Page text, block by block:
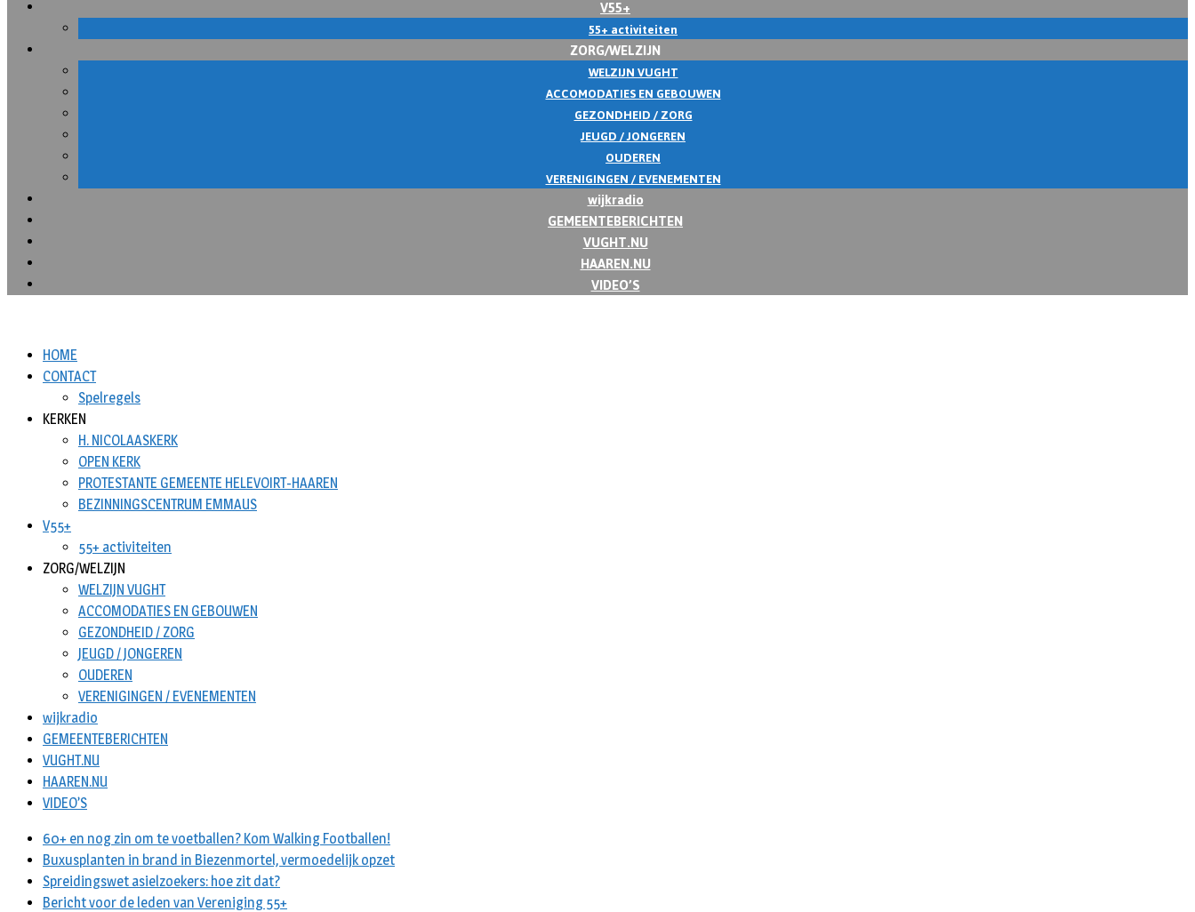
V55+
55+ activiteiten
ZORG/WELZIJN
WELZIJN VUGHT
ACCOMODATIES EN GEBOUWEN
GEZONDHEID / ZORG
JEUGD / JONGEREN
OUDEREN
VERENIGINGEN / EVENEMENTEN
wijkradio
GEMEENTEBERICHTEN
VUGHT.NU
HAAREN.NU
VIDEO’S
HOME
CONTACT
Spelregels
KERKEN
H. NICOLAASKERK
OPEN KERK
PROTESTANTE GEMEENTE HELEVOIRT-HAAREN
BEZINNINGSCENTRUM EMMAUS
V55+
55+ activiteiten
ZORG/WELZIJN
WELZIJN VUGHT
ACCOMODATIES EN GEBOUWEN
GEZONDHEID / ZORG
JEUGD / JONGEREN
OUDEREN
VERENIGINGEN / EVENEMENTEN
wijkradio
GEMEENTEBERICHTEN
VUGHT.NU
HAAREN.NU
VIDEO’S
60+ en nog zin om te voetballen? Kom Walking Footballen!
Buxusplanten in brand in Biezenmortel, vermoedelijk opzet
Spreidingswet asielzoekers: hoe zit dat?
Bericht voor de leden van Vereniging 55+